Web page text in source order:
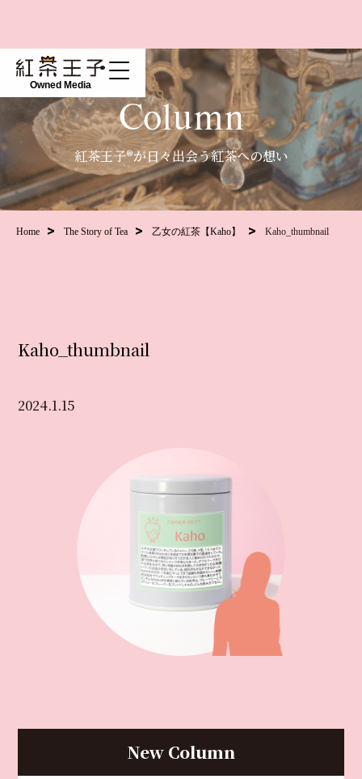
Owned Media
Column
紅茶王子®が日々出会う紅茶への想い
Home The Story of Tea 乙女の紅茶【Kaho】 Kaho_thumbnail
Kaho_thumbnail
2024.1.15
New Column